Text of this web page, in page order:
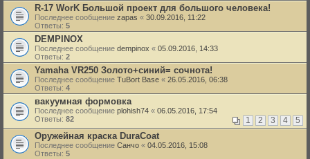
R-17 WorK Большой проект для большого человека!
Последнее сообщение zapas « 30.09.2016, 11:22
Ответы: 5
DEMPINOX
Последнее сообщение dempinox « 05.09.2016, 14:33
Ответы: 2
Yamaha VR250 Золото+синий= сочнота!
Последнее сообщение TuBort Base « 26.05.2016, 06:38
Ответы: 4
вакуумная формовка
Последнее сообщение plohish74 « 06.05.2016, 17:54
Ответы: 82 1 2 3 4 5
Оружейная краска DuraCoat
Последнее сообщение Санчо « 04.05.2016, 15:08
Ответы: 5